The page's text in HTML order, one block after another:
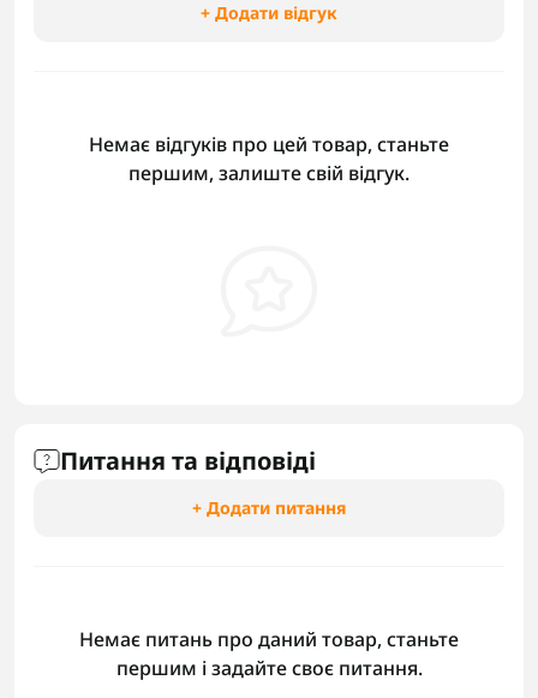
+ Додати відгук
Немає відгуків про цей товар, станьте
першим, залиште свій відгук.
Питання та відповіді
+ Додати питання
Немає питань про даний товар, станьте
першим і задайте своє питання.